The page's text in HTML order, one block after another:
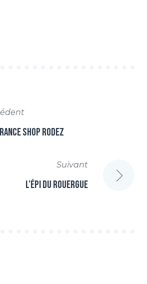
Shop Rodez
Suivant
L’Épi du Rouergue